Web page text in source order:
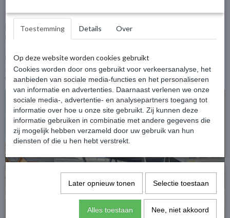
Stellen
Bent u op zoek naar een hoogwaardige stalen carport op maat? Bij
Huis en Tuindroom ontwerpen en leveren wij onderhoudsarme
buitenruimte. Dankzij onze geavanceerde online configurator stelt u
eenvoudig zelf uw ideale carport samen, volledig afgestemd op uw
wensen en afmetingen.
Uw maatwerk Lugarde project live in de showroom laten
configureren op een groot braviascherm? dat kan!
Onze showroom is open van:
di - vr 10:00 - 18:00
Toestemming Details Over
Op deze website worden cookies gebruikt
Cookies worden door ons gebruikt voor verkeersanalyse, het
aanbieden van sociale media-functies en het personaliseren
van informatie en advertenties. Daarnaast verlenen we onze
sociale media-, advertentie- en analysepartners toegang tot
informatie over hoe u onze site gebruikt. Zij kunnen deze
informatie gebruiken in combinatie met andere gegevens die
zij mogelijk hebben verzameld door uw gebruik van hun
diensten of die u hen hebt verstrekt.
Later opnieuw tonen Selectie toestaan
Alles toestaan Nee, niet akkoord